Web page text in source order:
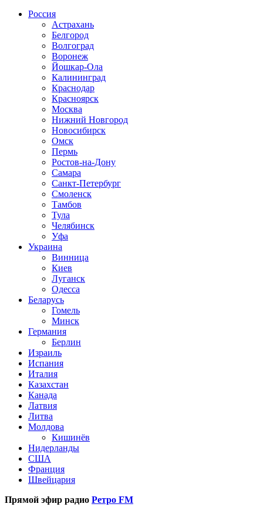
Россия
Астрахань
Белгород
Волгоград
Воронеж
Йошкар-Ола
Калининград
Краснодар
Красноярск
Москва
Нижний Новгород
Новосибирск
Омск
Пермь
Ростов-на-Дону
Самара
Санкт-Петербург
Смоленск
Тамбов
Тула
Челябинск
Уфа
Украина
Винница
Киев
Луганск
Одесса
Беларусь
Гомель
Минск
Германия
Берлин
Израиль
Испания
Италия
Казахстан
Канада
Латвия
Литва
Молдова
Кишинёв
Нидерланды
США
Франция
Швейцария
Прямой эфир радио Ретро FM